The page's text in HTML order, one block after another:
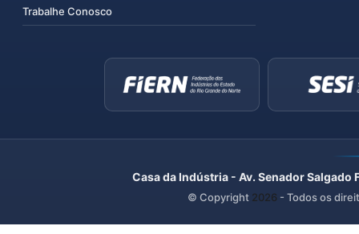
Trabalhe Conosco
Casa da Indústria - Av. Senador
© Copyright 2026 - Todos os